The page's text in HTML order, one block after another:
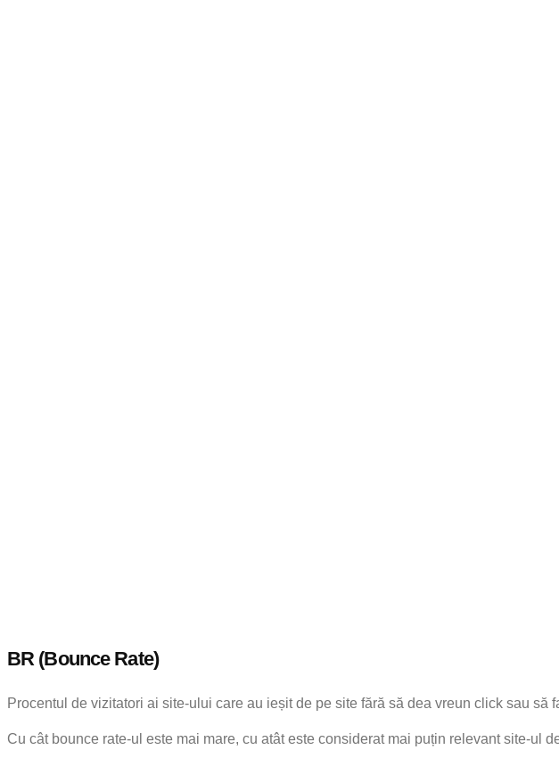
BR (Bounce Rate)
Procentul de vizitatori ai site-ului care au ieșit de pe site fără să dea vreun click sau
Cu cât bounce rate-ul este mai mare, cu atât este considerat mai puțin relevant site-ul